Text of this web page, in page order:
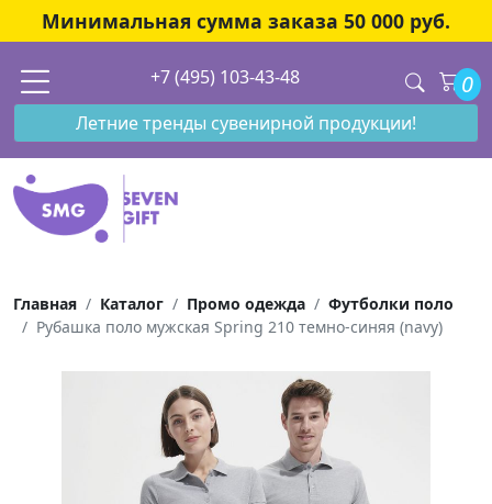
Минимальная сумма заказа 50 000 руб.
+7 (495) 103-43-48 0
Летние тренды сувенирной продукции!
Главная Каталог Промо одежда
Футболки поло
Рубашка поло мужская Spring 210 темно-синяя (navy)